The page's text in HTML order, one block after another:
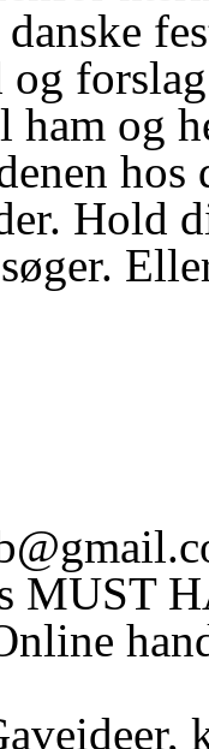
danske
og
ham og
Hold
MUST
,